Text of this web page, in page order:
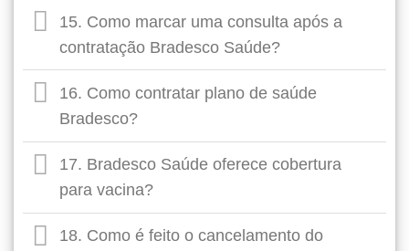
15. Como marcar uma consulta após a
contratação Bradesco Saúde?
16. Como contratar plano de saúde
Bradesco?
17. Bradesco Saúde oferece cobertura
para vacina?
18. Como é feito o cancelamento do